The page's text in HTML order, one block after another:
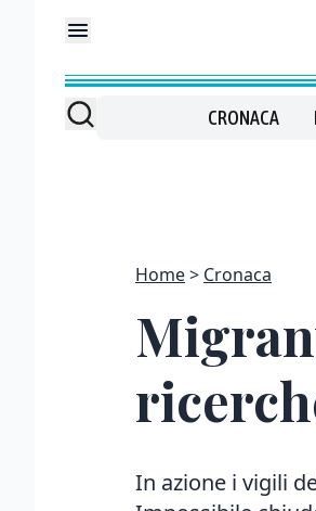
CRONACA
Home Cronaca
In azione i vigili